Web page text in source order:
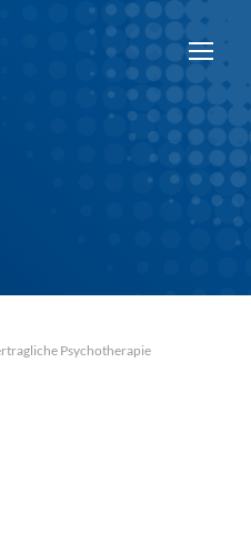
Psychotherapie